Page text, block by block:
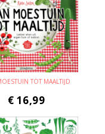
TOT MAALTIJD
€ 16,99